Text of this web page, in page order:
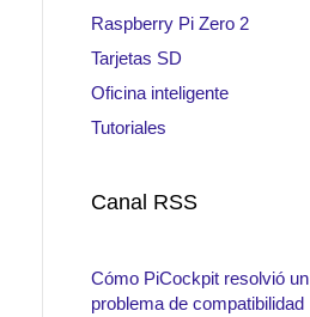
Raspberry Pi Zero 2
Tarjetas SD
Oficina inteligente
Tutoriales
Canal RSS
Cómo PiCockpit resolvió un
problema de compatibilidad